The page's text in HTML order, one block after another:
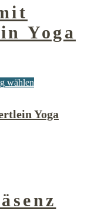
Yoga
wählen
mehrere
Produktseite
gewählt
Yoga